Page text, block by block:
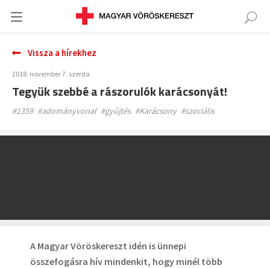
Vissza a hírekhez
2018. november 7. szerda
Tegyük szebbé a rászorulók karácsonyát!
#1359 #adományvonal #gyűjtés #Karácsony #szociális
A Magyar Vöröskereszt idén is ünnepi
összefogásra hív mindenkit, hogy minél több